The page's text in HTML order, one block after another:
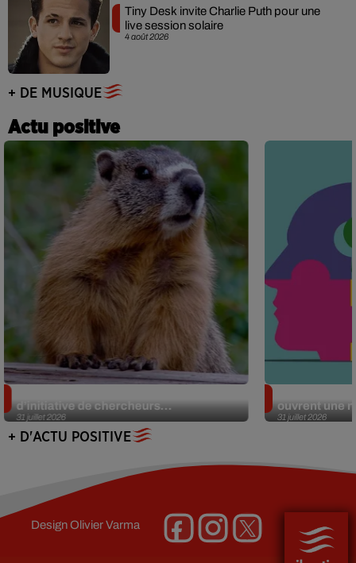
4 août 2026
Tiny Desk invite Charlie Puth pour une
live session solaire
+ DE MUSIQUE
Actu positive
31 juillet 2026
d’initiative de chercheurs...
31 juillet 2026
ouvrent une
+ D'ACTU POSITIVE
DesignOlivier Varma